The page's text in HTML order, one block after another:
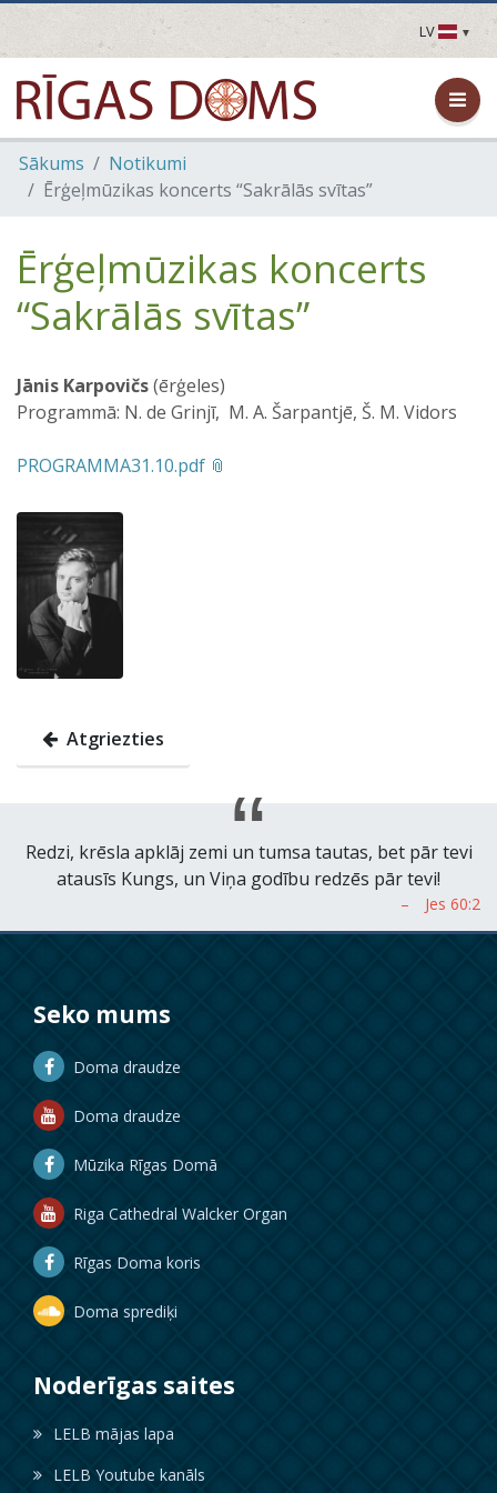
LV
LV
EN
DE
FR
Sākums
Notikumi
Ērģeļmūzikas koncerts “Sakrālās svītas”
Ērģeļmūzikas koncerts
“Sakrālās svītas”
Jānis Karpovičs(ērģeles)
Programmā: N. de Grinjī, M. A. Šarpantjē, Š. M. Vidors
PROGRAMMA31.10.pdf
Atgriezties
Redzi, krēsla apklāj zemi un tumsa tautas, bet pār tevi
atausīs Kungs, un Viņa godību redzēs pār tevi!
Seko mums
Doma draudze
Doma draudze
Mūzika Rīgas Domā
Riga Cathedral Walcker Organ
Rīgas Doma koris
Doma sprediķi
Noderīgas saites
LELB mājas lapa
LELB Youtube kanāls